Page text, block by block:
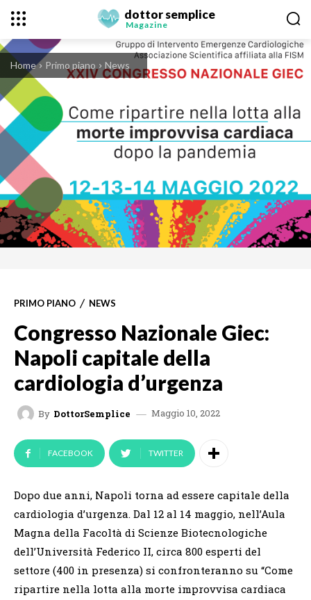
dottor semplice
Magazine
Home Primo piano News
PRIMO PIANO NEWS
Congresso Nazionale Giec:
Napoli capitale della
cardiologia d’urgenza
By DottorSemplice Maggio 10, 2022
FACEBOOK TWITTER
Dopo due anni, Napoli torna ad essere capitale della
cardiologia d’urgenza. Dal 12 al 14 maggio, nell’Aula
Magna della Facoltà di Scienze Biotecnologiche
dell’Università Federico II, circa 800 esperti del
settore (400 in presenza) si confronteranno su “Come
ripartire nella lotta alla morte improvvisa cardiaca